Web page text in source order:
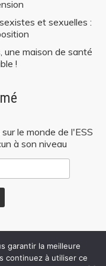
et sexuelles :
une maison de santé
!
le monde de l'ESS
à son niveau
de
Presse
garantir la meilleure
continuez à utiliser ce